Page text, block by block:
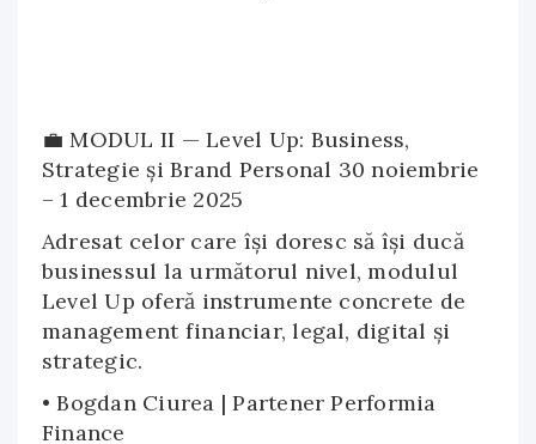
💼 MODUL II — Level Up: Business,
Strategie și Brand Personal 30 noiembrie
– 1 decembrie 2025
Adresat celor care își doresc să își ducă
businessul la următorul nivel, modulul
Level Up oferă instrumente concrete de
management financiar, legal, digital și
strategic.
• Bogdan Ciurea | Partener Performia
Finance